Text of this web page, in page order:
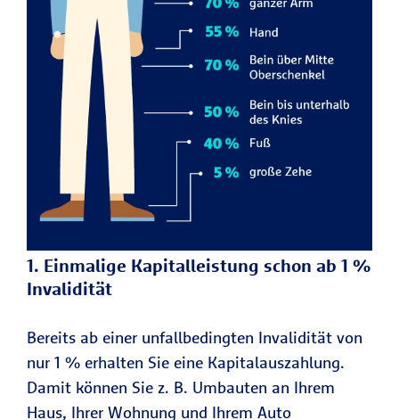
1. Einmalige Kapitalleistung schon ab 1 %
Invalidität
Bereits ab einer unfallbedingten Invalidität von
nur 1 % erhalten Sie eine Kapitalauszahlung.
Damit können Sie z. B. Umbauten an Ihrem
Haus, Ihrer Wohnung und Ihrem Auto